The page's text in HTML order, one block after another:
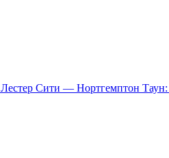
Лестер Сити ― Нортгемптон